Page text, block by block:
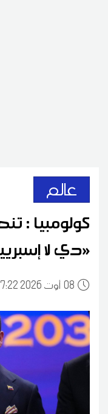
عالم
كولومبيا :
«دي لا
0807:22 2026 أوت